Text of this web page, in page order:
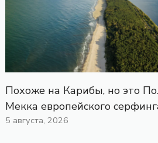
Похоже на Карибы, но это
Мекка европейского
5 августа, 2026